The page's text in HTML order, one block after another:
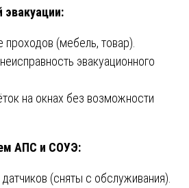
эвакуации:
(мебель, товар).
эвакуационного
на окнах без возможности
АПС и СОУЭ:
(сняты с обслуживания).